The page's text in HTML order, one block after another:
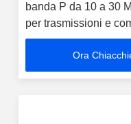
banda P da 10 a 30
per trasmissioni e
Ora